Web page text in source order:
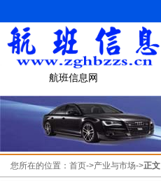
航班信息网
您所在的位置： 首页->产业与市场->正文